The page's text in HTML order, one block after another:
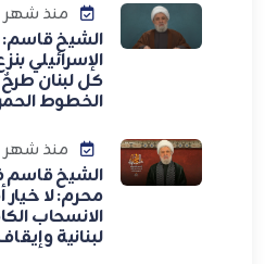
منذ شهر
الشيخ قاسم:
الإسرائيلي
كل لبنان
الخطوط
منذ شهر
الشيخ قاسم
محرم: لا خيار
الانسحاب
لبنانية